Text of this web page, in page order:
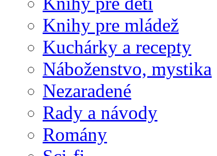
Knihy pre mládež
Kuchárky a recepty
Náboženstvo, mystika
Nezaradené
Rady a návody
Romány